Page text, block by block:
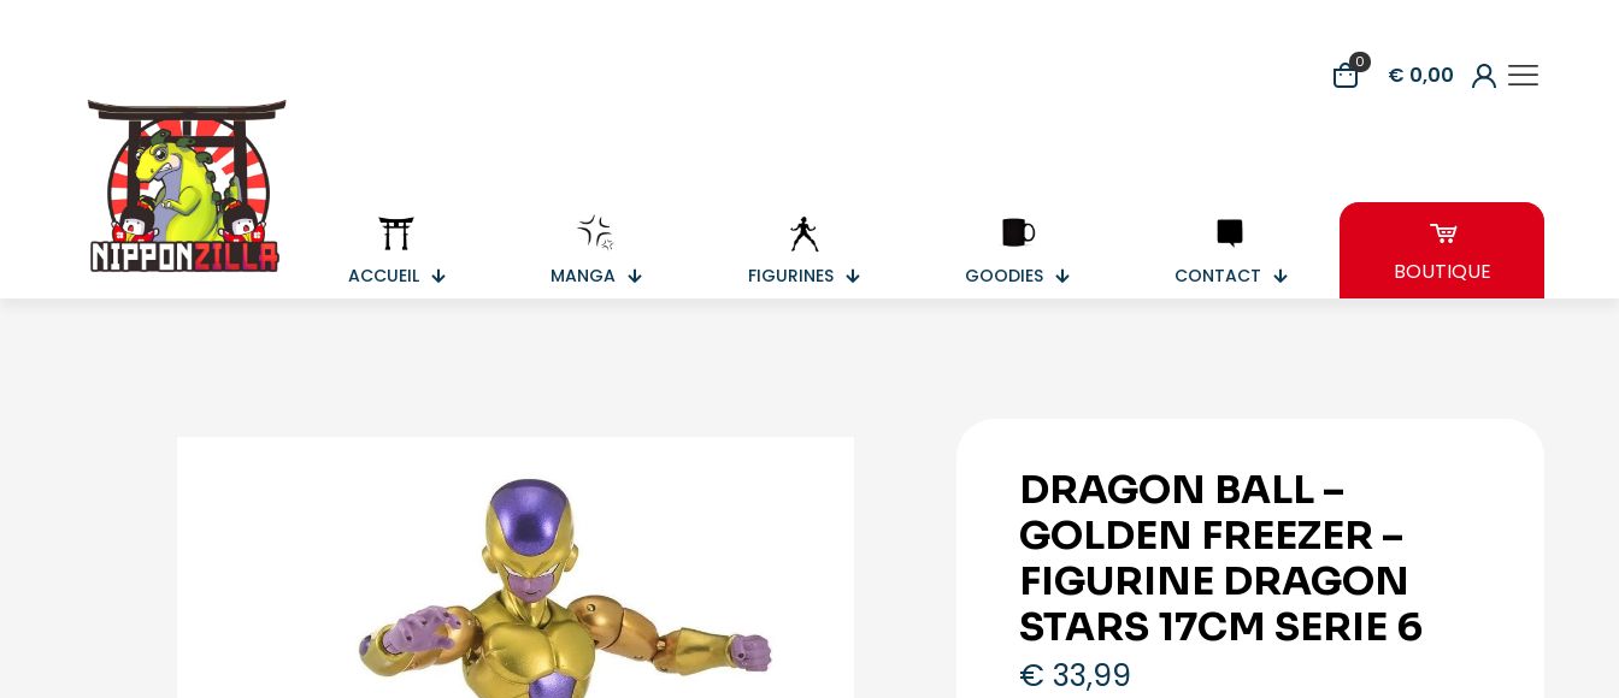
0 € 0,00
ACCUEIL MANGA FIGURINES GOODIES CONTACT BOUTIQUE
DRAGON BALL –
GOLDEN FREEZER –
FIGURINE DRAGON
STARS 17CM SERIE 6
€ 33,99